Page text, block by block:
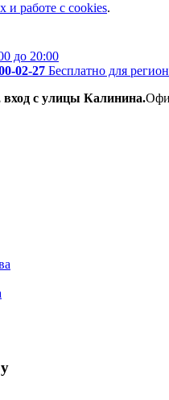
и работе с cookies.
до 20:00
02-27 Бесплатно для
вход с улицы Калинина.